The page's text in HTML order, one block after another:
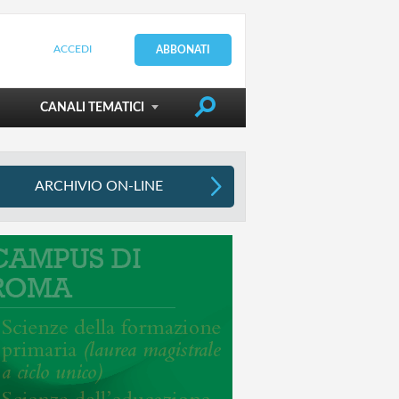
ACCEDI ABBONATI
DIRIGERE LA SCUOLA
CANALI TEMATICI
ARCHIVIO ON-LINE